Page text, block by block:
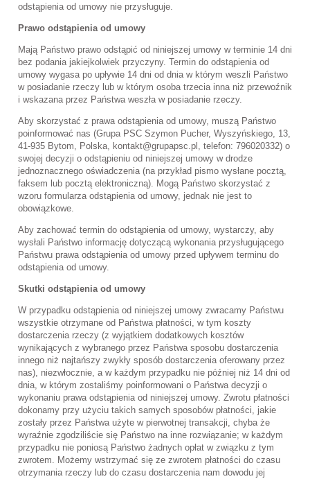
odstąpienia od umowy nie przysługuje.
Prawo odstąpienia od umowy
Mają Państwo prawo odstąpić od niniejszej umowy w terminie 14 dni
bez podania jakiejkolwiek przyczyny. Termin do odstąpienia od
umowy wygasa po upływie 14 dni od dnia w którym weszli Państwo
w posiadanie rzeczy lub w którym osoba trzecia inna niż przewoźnik
i wskazana przez Państwa weszła w posiadanie rzeczy.
Aby skorzystać z prawa odstąpienia od umowy, muszą Państwo
poinformować nas (Grupa PSC Szymon Pucher, Wyszyńskiego, 13,
41-935 Bytom, Polska, kontakt@grupapsc.pl, telefon: 796020332) o
swojej decyzji o odstąpieniu od niniejszej umowy w drodze
jednoznacznego oświadczenia (na przykład pismo wysłane pocztą,
faksem lub pocztą elektroniczną). Mogą Państwo skorzystać z
wzoru formularza odstąpienia od umowy, jednak nie jest to
obowiązkowe.
Aby zachować termin do odstąpienia od umowy, wystarczy, aby
wysłali Państwo informację dotyczącą wykonania przysługującego
Państwu prawa odstąpienia od umowy przed upływem terminu do
odstąpienia od umowy.
Skutki odstąpienia od umowy
W przypadku odstąpienia od niniejszej umowy zwracamy Państwu
wszystkie otrzymane od Państwa płatności, w tym koszty
dostarczenia rzeczy (z wyjątkiem dodatkowych kosztów
wynikających z wybranego przez Państwa sposobu dostarczenia
innego niż najtańszy zwykły sposób dostarczenia oferowany przez
nas), niezwłocznie, a w każdym przypadku nie później niż 14 dni od
dnia, w którym zostaliśmy poinformowani o Państwa decyzji o
wykonaniu prawa odstąpienia od niniejszej umowy. Zwrotu płatności
dokonamy przy użyciu takich samych sposobów płatności, jakie
zostały przez Państwa użyte w pierwotnej transakcji, chyba że
wyraźnie zgodziliście się Państwo na inne rozwiązanie; w każdym
przypadku nie poniosą Państwo żadnych opłat w związku z tym
zwrotem. Możemy wstrzymać się ze zwrotem płatności do czasu
otrzymania rzeczy lub do czasu dostarczenia nam dowodu jej